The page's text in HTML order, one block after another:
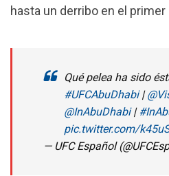
hasta un derribo en el primer
Qué pelea ha sido
#UFCAbuDhabi|
@InAbuDhabi|
pic.twitter.com/
— UFC Español